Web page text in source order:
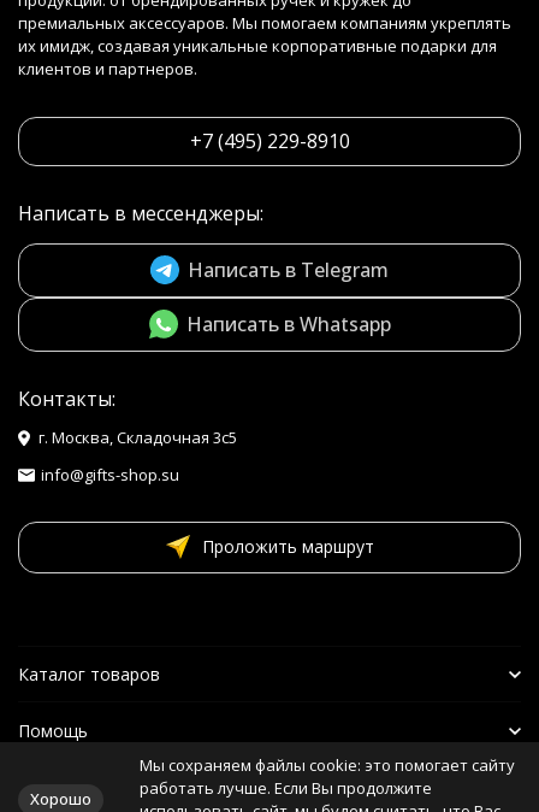
премиальных аксессуаров. Мы помогаем компаниям укреплять
их имидж, создавая уникальные корпоративные подарки для
клиентов и партнеров.
+7 (495) 229-8910
Написать в мессенджеры:
Написать в Telegram
Написать в Whatsapp
Контакты:
г. Москва, Складочная 3с5
info@gifts-shop.su
Проложить маршрут
Каталог товаров
Помощь
Наши друзья
Хорошо
Мы сохраняем файлы cookie: это помогает сайту
работать лучше. Если Вы продолжите